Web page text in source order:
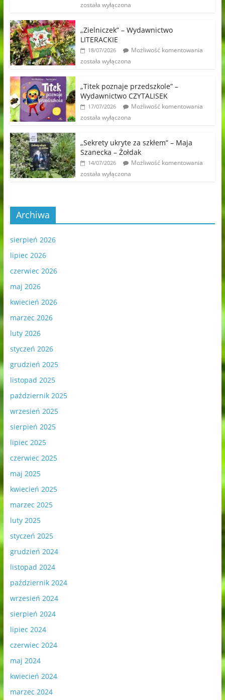
została wyłączona
„Zielniczek” – Wydawnictwo
LITERACKIE
18/07/2026
Możliwość komentowania
została wyłączona
„Titek poznaje przedszkole” –
Wydawnictwo CZYTALISEK
17/07/2026
Możliwość komentowania
została wyłączona
„Sekrety ukryte za szkłem” – Maja
Szanecka – Żołdak
14/07/2026
Możliwość komentowania
została wyłączona
Archiwa
sierpień 2026
lipiec 2026
czerwiec 2026
maj 2026
kwiecień 2026
marzec 2026
luty 2026
styczeń 2026
grudzień 2025
listopad 2025
październik 2025
wrzesień 2025
sierpień 2025
lipiec 2025
czerwiec 2025
maj 2025
kwiecień 2025
marzec 2025
luty 2025
styczeń 2025
grudzień 2024
listopad 2024
październik 2024
wrzesień 2024
sierpień 2024
lipiec 2024
czerwiec 2024
maj 2024
kwiecień 2024
marzec 2024